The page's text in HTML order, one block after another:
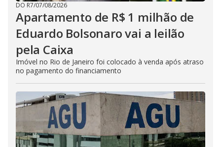
DO R7/07/08/2026
Apartamento de R$ 1 milhão de
Eduardo Bolsonaro vai a leilão
pela Caixa
Imóvel no Rio de Janeiro foi colocado à venda após atraso
no pagamento do financiamento